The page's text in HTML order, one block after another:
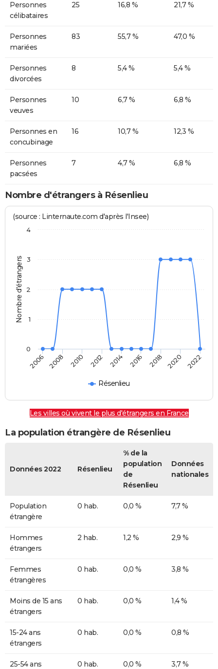
Personnes
célibataires
25 16,8 % 21,7 %
Personnes
mariées
83 55,7 % 47,0 %
Personnes
divorcées
8 5,4 % 5,4 %
Personnes
veuves
10 6,7 % 6,8 %
Personnes en
concubinage
16 10,7 % 12,3 %
Personnes
pacsées
7 4,7 % 6,8 %
Nombre d'étrangers à Résenlieu
Nombre d'étrangers
(source : Linternaute.com d'après l'Insee)
Résenlieu
2006 2008 2010 2012 2014 2016 2018 2020 2022
0
1
2
3
4
Les villes où vivent le plus d'étrangers en France
La population étrangère de Résenlieu
Données 2022 Résenlieu
% de la
population
de
Résenlieu
Données
nationales
Population
étrangère
0 hab. 0,0 % 7,7 %
Hommes
étrangers
2 hab. 1,2 % 2,9 %
Femmes
étrangères
0 hab. 0,0 % 3,8 %
Moins de 15 ans
étrangers
0 hab. 0,0 % 1,4 %
15-24 ans
étrangers
0 hab. 0,0 % 0,8 %
25-54 ans
0 hab. 0,0 % 3,7 %